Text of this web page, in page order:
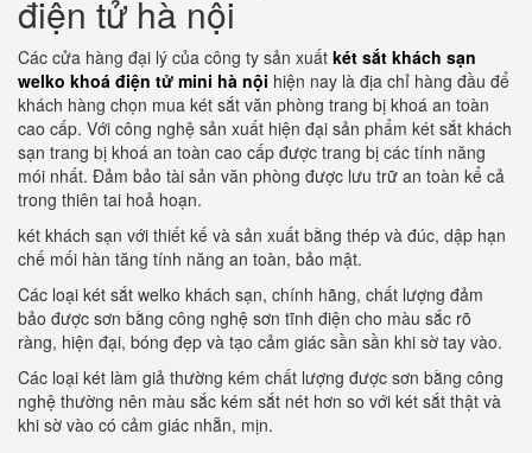
điện tử hà nội
Các cửa hàng đại lý của công ty sản xuất két sắt khách sạn
welko khoá điện tử mini hà nội hiện nay là địa chỉ hàng đầu để
khách hàng chọn mua két sắt văn phòng trang bị khoá an toàn
cao cấp. Với công nghệ sản xuất hiện đại sản phẩm két sắt khách
sạn trang bị khoá an toàn cao cấp được trang bị các tính năng
mói nhất. Đảm bảo tài sản văn phòng được lưu trữ an toàn kể cả
trong thiên tai hoả hoạn.
két khách sạn với thiết kế và sản xuất bằng thép và đúc, dập hạn
chế mối hàn tăng tính năng an toàn, bảo mật.
Các loại két sắt welko khách sạn, chính hãng, chất lượng đảm
bảo được sơn bằng công nghệ sơn tĩnh điện cho màu sắc rõ
ràng, hiện đại, bóng đẹp và tạo cảm giác sần sần khi sờ tay vào.
Các loại két làm giả thường kém chất lượng được sơn bằng công
nghệ thường nên màu sắc kém sắt nét hơn so với két sắt thật và
khi sờ vào có cảm giác nhẵn, mịn.